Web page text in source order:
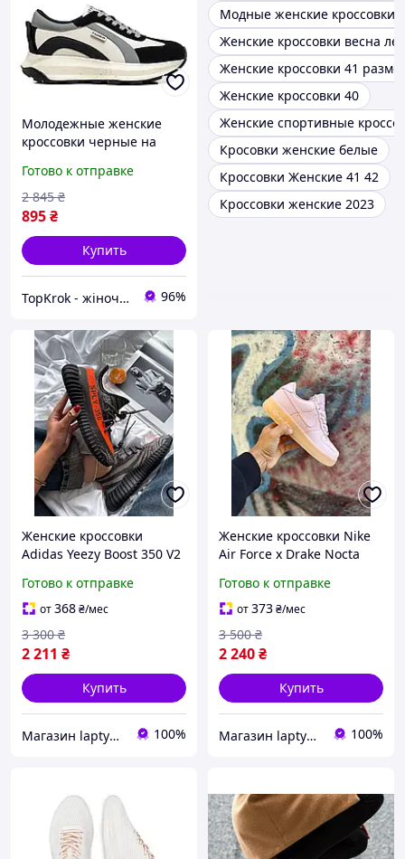
Молодежные женские
кроссовки черные на
подошве и платформе с
танкеткой
Готово к отправке
895₴
2 845 ₴
Купить
TopKrok - жіноче та чоловіче взуття, жіночі сумки та верхній одяг 96%
Модные женские кроссовки
Женские кроссовки весна
Женские кроссовки 41
Женские кроссовки 40
Женские спортивные
Кросовки женские белые
Кроссовки Женские 41 42
Кроссовки женские 2023
Женские кроссовки
Adidas Yeezy Boost 350 V2
Готово к отправке
от368₴/мес
2 211 ₴
3 300 ₴
Купить
Магазин laptyclub. Спортивная обувь 100%
Женские кроссовки Nike
Air Force x Drake Nocta
Готово к отправке
от373₴/мес
2 240₴
3 500 ₴
Купить
Магазин laptyclub. Спортивная обувь 100%